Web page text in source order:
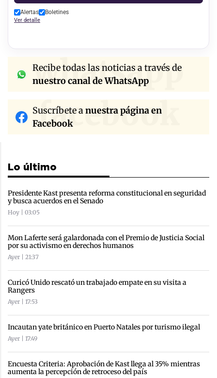
Alertas Boletines
Ver detalle
whatsapp
Recibe todas las noticias a través de
nuestro canal de WhatsApp
facebook
Suscríbete anuestra página en
Facebook
Lo último
Presidente Kast presenta reforma constitucional en seguridad
y busca acuerdos en el Senado
Hoy | 03:05
Mon Laferte será galardonada con el Premio de Justicia Social
por su activismo en derechos humanos
Ayer | 21:37
Curicó Unido rescató un trabajado empate en su visita a
Rangers
Ayer | 17:53
Incautan yate británico en Puerto Natales por turismo ilegal
Ayer | 17:49
Encuesta Criteria: Aprobación de Kast llega al 35% mientras
aumenta la percepción de retroceso del país